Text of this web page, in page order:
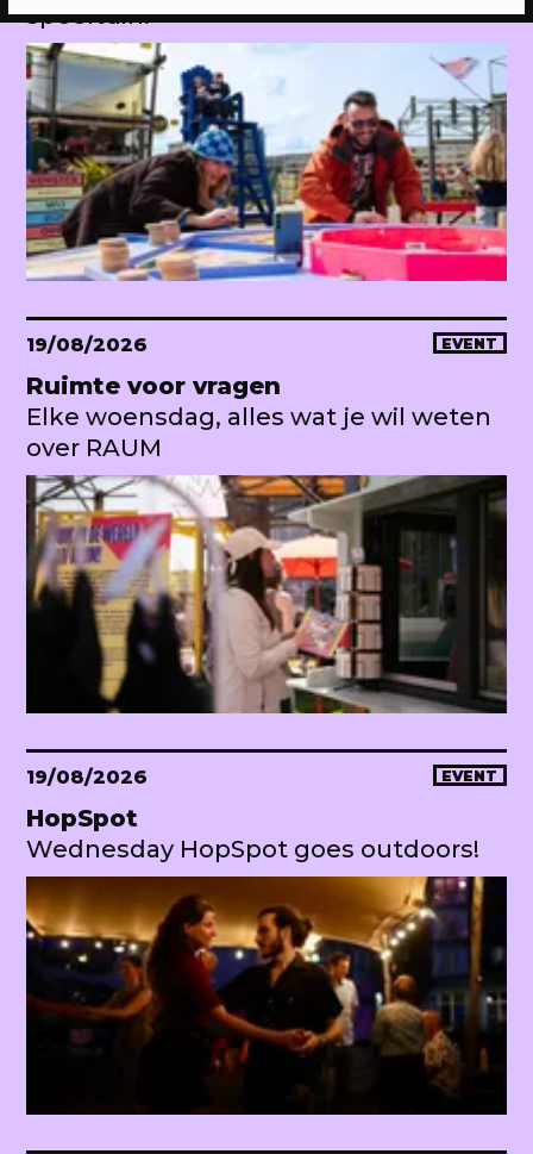
speeltuin!
19/08/2026 EVENT
Ruimte voor vragen
Elke woensdag, alles wat je wil weten
over RAUM
19/08/2026 EVENT
HopSpot
Wednesday HopSpot goes outdoors!